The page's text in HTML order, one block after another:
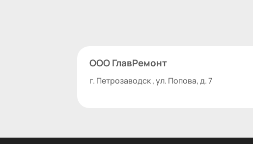
ООО ГлавРемонт
г. Петрозаводск , ул. Попова, д. 7